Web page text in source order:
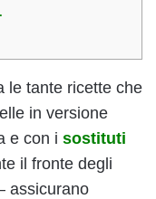
le tante ricette che
in versione
e con i sostituti
il fronte degli
assicurano